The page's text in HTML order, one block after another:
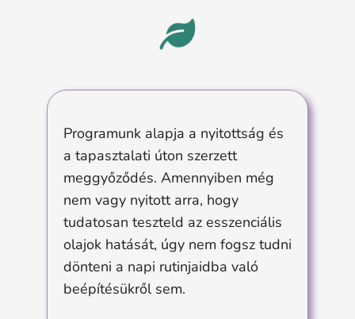
Programunk alapja a nyitottság és
a tapasztalati úton szerzett
meggyőződés. Amennyiben még
nem vagy nyitott arra, hogy
tudatosan teszteld az esszenciális
olajok hatását, úgy nem fogsz tudni
dönteni a napi rutinjaidba való
beépítésükről sem.